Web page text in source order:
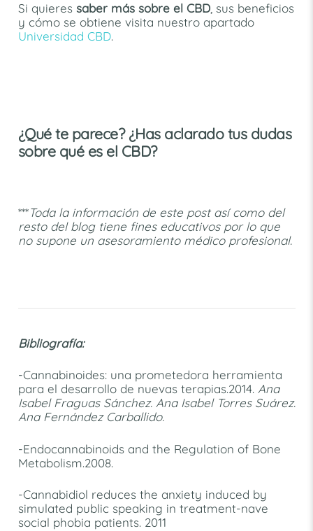
Si quieres saber más sobre el CBD, sus beneficios
y cómo se obtiene visita nuestro apartado
Universidad CBD.
¿Qué te parece? ¿Has aclarado tus dudas
sobre qué es el CBD?
***Toda la información de este post así como del
resto del blog tiene fines educativos por lo que
no supone un asesoramiento médico profesional.
Bibliografía:
-Cannabinoides: una prometedora herramienta
para el desarrollo de nuevas terapias.2014. Ana
Isabel Fraguas Sánchez. Ana Isabel Torres Suárez.
Ana Fernández Carballido.
-Endocannabinoids and the Regulation of Bone
Metabolism.2008.
-Cannabidiol reduces the anxiety induced by
simulated public speaking in treatment-nave
social phobia patients. 2011